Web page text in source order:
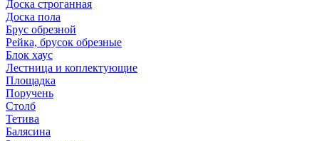
Доска строганная
Доска пола
Брус обрезной
Рейка, брусок обрезные
Блок хаус
Лестница и коплектующие
Площадка
Поручень
Столб
Тетива
Балясина